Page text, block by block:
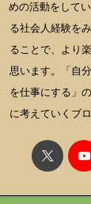
めの活動をして
る社会人経験を
ることで、より
思います。「自
を仕事にする」
に考えていくブ